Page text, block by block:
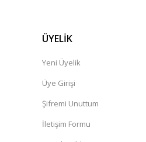
ÜYELİK
Yeni Üyelik
Üye Girişi
Şifremi Unuttum
İletişim Formu